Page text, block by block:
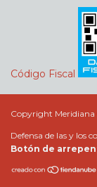
Código Fiscal
Copyright Meridiana
Defensa de las y los
Botón de